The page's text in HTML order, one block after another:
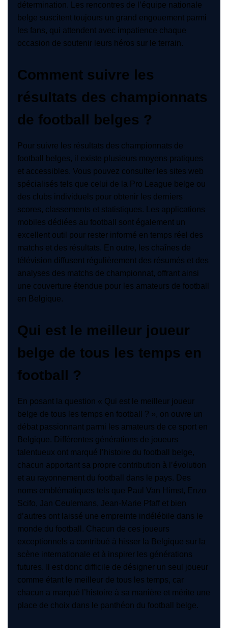
détermination. Les rencontres de l’équipe nationale
belge suscitent toujours un grand engouement parmi
les fans, qui attendent avec impatience chaque
occasion de soutenir leurs héros sur le terrain.
Comment suivre les
résultats des championnats
de football belges ?
Pour suivre les résultats des championnats de
football belges, il existe plusieurs moyens pratiques
et accessibles. Vous pouvez consulter les sites web
spécialisés tels que celui de la Pro League belge ou
des clubs individuels pour obtenir les derniers
scores, classements et statistiques. Les applications
mobiles dédiées au football sont également un
excellent outil pour rester informé en temps réel des
matchs et des résultats. En outre, les chaînes de
télévision diffusent régulièrement des résumés et des
analyses des matchs de championnat, offrant ainsi
une couverture étendue pour les amateurs de football
en Belgique.
Qui est le meilleur joueur
belge de tous les temps en
football ?
En posant la question « Qui est le meilleur joueur
belge de tous les temps en football ? », on ouvre un
débat passionnant parmi les amateurs de ce sport en
Belgique. Différentes générations de joueurs
talentueux ont marqué l’histoire du football belge,
chacun apportant sa propre contribution à l’évolution
et au rayonnement du football dans le pays. Des
noms emblématiques tels que Paul Van Himst, Enzo
Scifo, Jan Ceulemans, Jean-Marie Pfaff et bien
d’autres ont laissé une empreinte indélébile dans le
monde du football. Chacun de ces joueurs
exceptionnels a contribué à hisser la Belgique sur la
scène internationale et à inspirer les générations
futures. Il est donc difficile de désigner un seul joueur
comme étant le meilleur de tous les temps, car
chacun a marqué l’histoire à sa manière et mérite une
place de choix dans le panthéon du football belge.